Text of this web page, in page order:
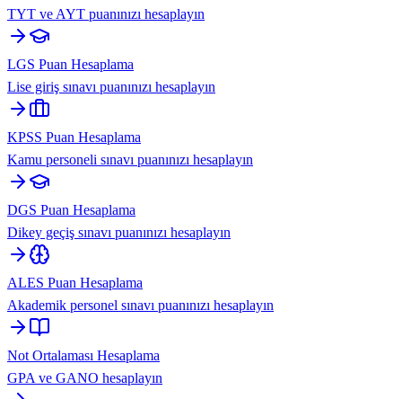
TYT ve AYT puanınızı hesaplayın
LGS Puan Hesaplama
Lise giriş sınavı puanınızı hesaplayın
KPSS Puan Hesaplama
Kamu personeli sınavı puanınızı hesaplayın
DGS Puan Hesaplama
Dikey geçiş sınavı puanınızı hesaplayın
ALES Puan Hesaplama
Akademik personel sınavı puanınızı hesaplayın
Not Ortalaması Hesaplama
GPA ve GANO hesaplayın